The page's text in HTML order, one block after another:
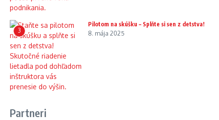
3
Pilotom na skúšku – Splňte si sen z detstva!
8. mája 2025
Partneri